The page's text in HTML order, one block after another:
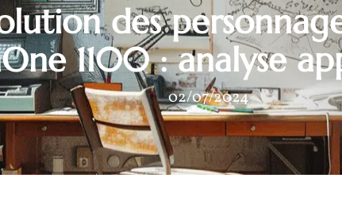
des
1100 : analyse
02/07/2024